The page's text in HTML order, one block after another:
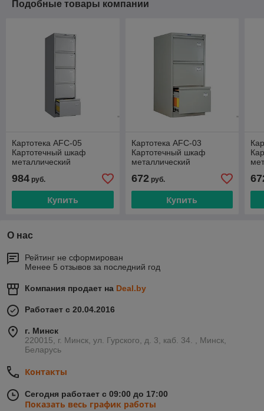
Подобные товары компании
Картотека AFC-05
Картотечный шкаф
металлический
984 руб.
Купить
Картотека AFC-03
Картотечный шкаф
металлический
672руб.
Купить
О нас
Рейтинг не сформирован
Менее 5 отзывов за последний год
Компания продает на Deal.by
Работает с 20.04.2016
г. Минск
220015, г. Минск, ул. Гурского, д. 3, каб. 34. , Минск,
Беларусь
Контакты
Сегодня работает с 09:00 до 17:00
Показать весь график работы